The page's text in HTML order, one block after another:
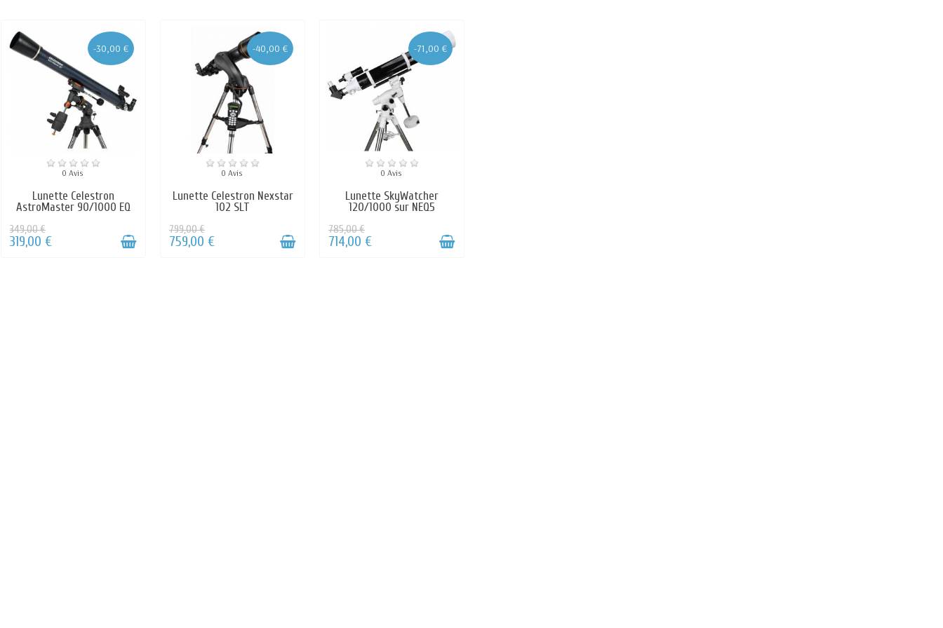
-30,00 €
0 Avis
Lunette Celestron
AstroMaster 90/1000 EQ
349,00 €
319,00 €
-40,00 €
0 Avis
Lunette Celestron Nexstar
102 SLT
799,00 €
759,00 €
-71,00 €
0 Avis
Lunette SkyWatcher
120/1000 sur NEQ5
785,00 €
714,00 €